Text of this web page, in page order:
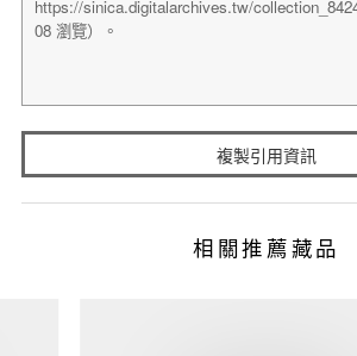
複製引用資訊
相關推薦藏品